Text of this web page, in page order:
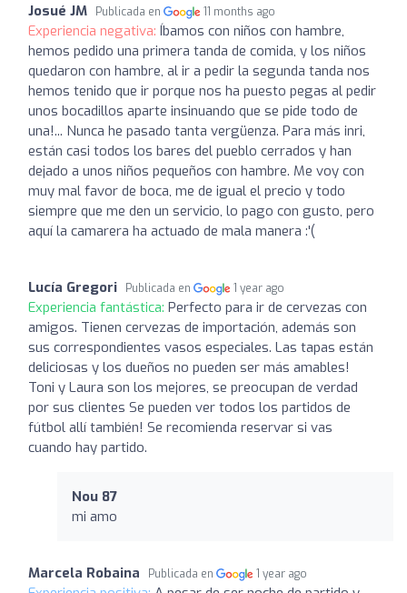
Josué JM Publicada en 11 months ago
Experiencia negativa: Íbamos con niños con hambre,
hemos pedido una primera tanda de comida, y los niños
quedaron con hambre, al ir a pedir la segunda tanda nos
hemos tenido que ir porque nos ha puesto pegas al pedir
unos bocadillos aparte insinuando que se pide todo de
una!... Nunca he pasado tanta vergüenza. Para más inri,
están casi todos los bares del pueblo cerrados y han
dejado a unos niños pequeños con hambre. Me voy con
muy mal favor de boca, me de igual el precio y todo
siempre que me den un servicio, lo pago con gusto, pero
aquí la camarera ha actuado de mala manera :'(
Lucía Gregori Publicada en 1 year ago
Experiencia fantástica: Perfecto para ir de cervezas con
amigos. Tienen cervezas de importación, además son
sus correspondientes vasos especiales. Las tapas están
deliciosas y los dueños no pueden ser más amables!
Toni y Laura son los mejores, se preocupan de verdad
por sus clientes Se pueden ver todos los partidos de
fútbol allí también! Se recomienda reservar si vas
cuando hay partido.
Nou 87
mi amo
Marcela Robaina Publicada en 1 year ago